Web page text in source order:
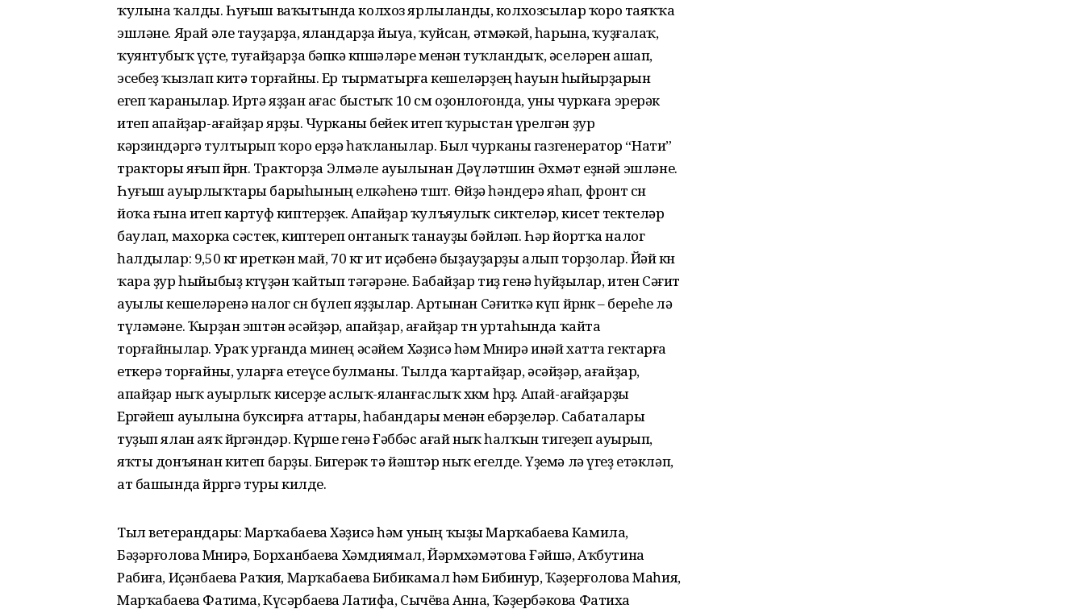
ҡулына ҡалды. Һуғыш ваҡытында колхоз ярлыланды, колхозсылар ҡоро таяҡҡа
эшләне. Ярай әле тауҙарҙа, яландарҙа йыуа, ҡуйсан, әтмәкәй, һарына, ҡуҙғалаҡ,
ҡуянтубыҡ үҫте, туғайҙарҙа бәпкә көпшәләре менән туҡландыҡ, әселәрен ашап,
эсебеҙ ҡызлап китә торғайны. Ер тырматырға кешеләрҙең һауын һыйырҙарын
егеп ҡаранылар. Иртә яҙҙан ағас быстыҡ 10 см оҙонлоғонда, уны чуркаға эрерәк
итеп апайҙар-ағайҙар ярҙы. Чурканы бейек итеп ҡурыстан үрелгән ҙур
кәрзиндәргә тултырып ҡоро ерҙә һаҡланылар. Был чурканы газгенератор “Нати”
тракторы яғып йөрөнө. Тракторҙа Элмәле ауылынан Дәүләтшин Әхмәт еҙнәй эшләне.
Һуғыш ауырлыҡтары барыһының елкәһенә төштө. Өйҙә һәндерә яһап, фронт өсөн
йоҡа ғына итеп картуф киптерҙек. Апайҙар ҡулъяулыҡ сиктеләр, кисет тектеләр
баулап, махорка сәстек, киптереп онтаныҡ танауҙы бәйләп. Һәр йортҡа налог
һалдылар: 9,50 кг иреткән май, 70 кг ит иҫәбенә быҙауҙарҙы алып торҙолар. Йәй көнө
ҡара ҙур һыйыбыҙ көтөүҙән ҡайтып тәгәрәне. Бабайҙар тиҙ генә һуйҙылар, итен Сәғит
ауылы кешеләренә налог өсөн бүлеп яҙҙылар. Артынан Сәғиткә күп йөрөнөк – береһе лә
түләмәне. Ҡырҙан эштән әсәйҙәр, апайҙар, ағайҙар төн уртаһында ҡайта
торғайнылар. Ураҡ урғанда минең әсәйем Хәҙисә һәм Мөнирә инәй хатта гектарға
еткерә торғайны, уларға етеүсе булманы. Тылда ҡартайҙар, әсәйҙәр, ағайҙар,
апайҙар ныҡ ауырлыҡ кисерҙе аслыҡ-яланғаслыҡ хөкөм һөрҙө. Апай-ағайҙарҙы
Ергәйеш ауылына буксирға аттары, һабандары менән ебәрҙеләр. Сабаталары
туҙып ялан аяҡ йөрөгәндәр. Күрше генә Ғәббәс ағай ныҡ һалҡын тигеҙеп ауырып,
яҡты донъянан китеп барҙы. Бигерәк тә йәштәр ныҡ егелде. Үҙемә лә үгеҙ етәкләп,
ат башында йөрөргә туры килде.
Тыл ветерандары: Марҡабаева Хәҙисә һәм уның ҡыҙы Марҡабаева Камила,
Бәҙәрғолова Мөнирә, Борханбаева Хәмдиямал, Йәрмөхәмәтова Ғәйшә, Аҡбутина
Рабиға, Иҫәнбаева Раҡия, Марҡабаева Бибикамал һәм Бибинур, Ҡәҙерғолова Маһия,
Марҡабаева Фатима, Күсәрбаева Латифа, Сычёва Анна, Ҡәҙербәкова Фатиха